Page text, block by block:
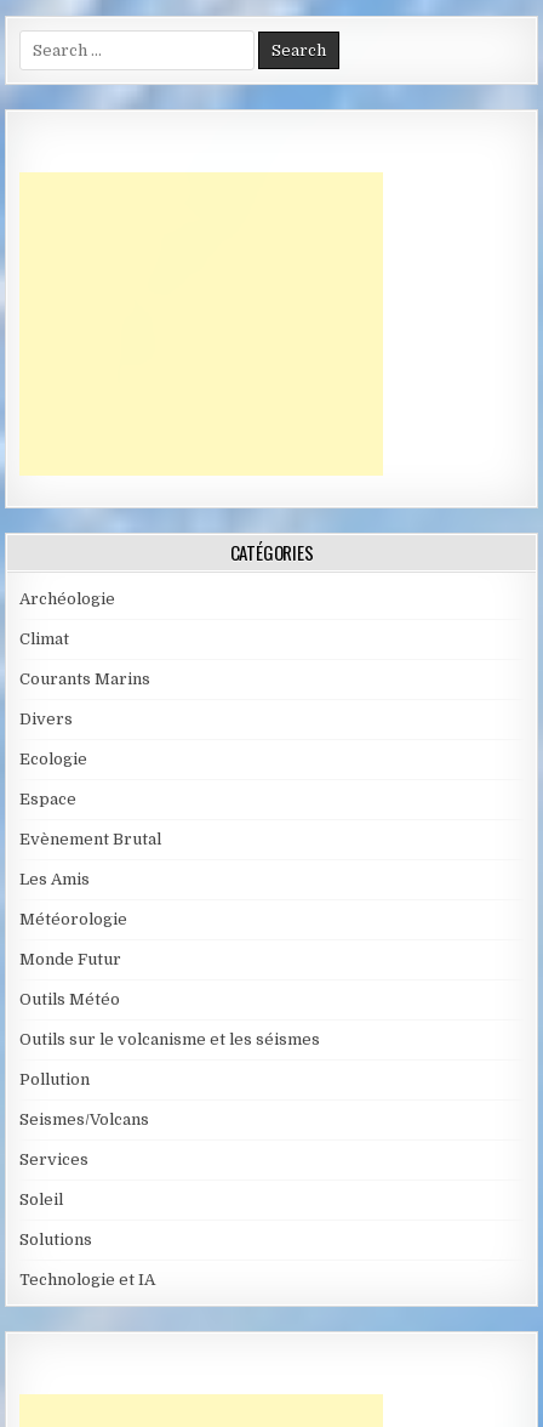
Search
for:
CATÉGORIES
Archéologie
Climat
Courants Marins
Divers
Ecologie
Espace
Evènement Brutal
Les Amis
Météorologie
Monde Futur
Outils Météo
Outils sur le volcanisme et les séismes
Pollution
Seismes/Volcans
Services
Soleil
Solutions
Technologie et IA